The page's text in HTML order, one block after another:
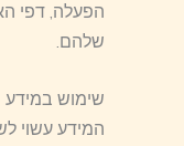
הפעלה, דפי
שלהם.
שימוש במידע
המידע עשוי